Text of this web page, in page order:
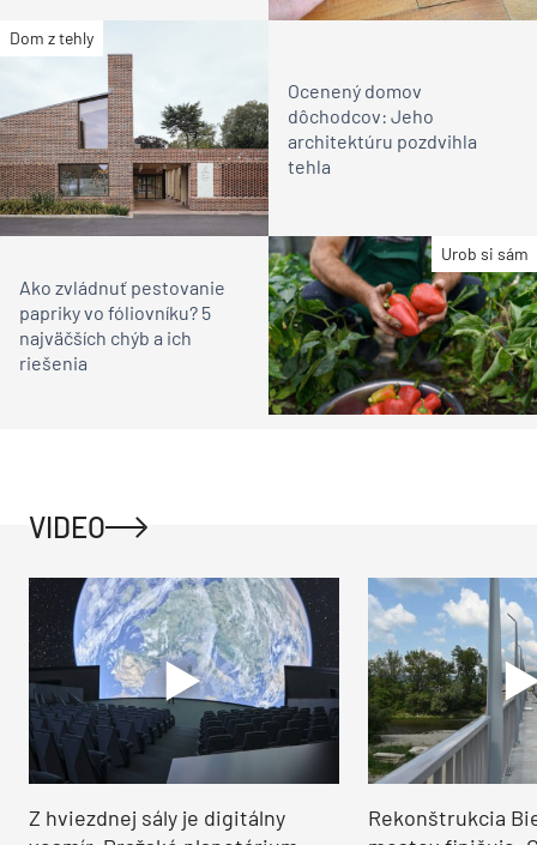
Dom z tehly
Ocenený domov
dôchodcov: Jeho
architektúru pozdvihla
tehla
Urob si sám
Ako zvládnuť pestovanie
papriky vo fóliovníku? 5
najväčších chýb a ich
riešenia
VIDEO
Z hviezdnej sály je digitálny
Rekonštrukcia